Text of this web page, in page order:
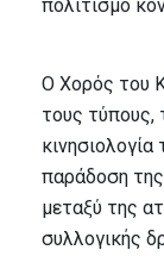
πολιτισμό
Ο Χορός του
τους τύπους,
παράδοση
μεταξύ της
συλλογικής